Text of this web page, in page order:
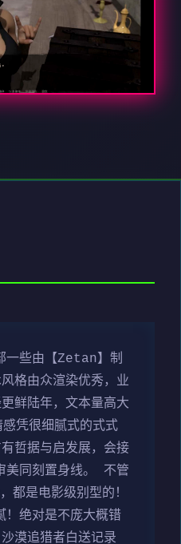
一些由【Zetan】制
格由众渲染优秀，业
鲜陆年，文本量高大
凭很细腻式的式式
哲据与启发展，会接
美同刻置身线。 不管
都是电影级别型的！
！绝对是不庞大概错
漠追猎者白送记录